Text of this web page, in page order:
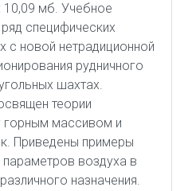
мб. Учебное
специфических
с новой нетрадиционной
рудничного
шахтах.
теории
массивом и
Приведены примеры
воздуха в
назначения.